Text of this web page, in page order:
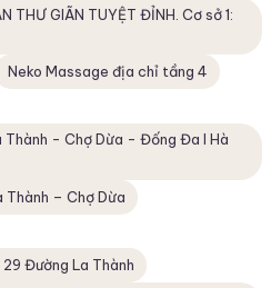
THƯ GIÃN TUYỆT ĐỈNH. Cơ sở 1:
Neko Massage địa chỉ tầng 4
Thành - Chợ Dừa - Đống Đa I Hà
Thành – Chợ Dừa
Đường La Thành